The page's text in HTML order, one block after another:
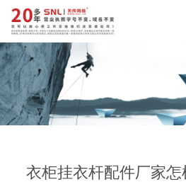
衣柜挂衣杆配件厂家怎